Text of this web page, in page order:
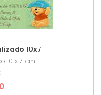
10x7
10 x 7 cm